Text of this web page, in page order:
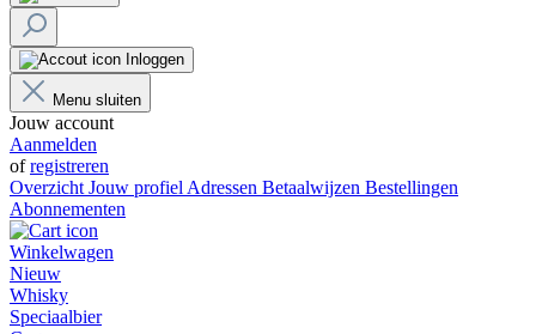
Inloggen
Menu sluiten
Jouw account
Aanmelden
ofregistreren
Overzicht Jouw profiel Adressen Betaalwijzen Bestellingen
Abonnementen
Winkelwagen
Nieuw
Whisky
Speciaalbier